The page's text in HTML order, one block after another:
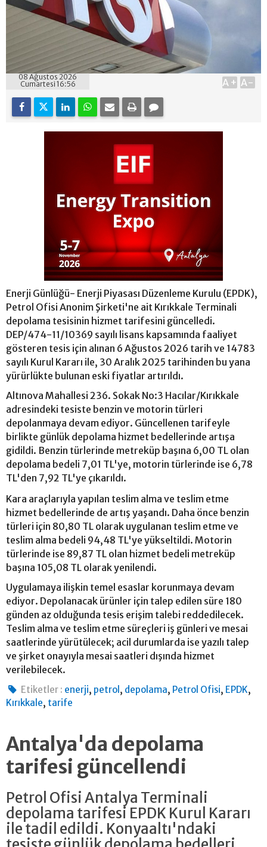
08 Ağustos 2026
Cumartesi 16:56
A+ A-
Enerji Günlüğü- Enerji Piyasası Düzenleme Kurulu (EPDK),
Petrol Ofisi Anonim Şirketi'ne ait Kırıkkale Terminali
depolama tesisinin hizmet tarifesini güncelledi.
DEP/474-11/10369 sayılı lisans kapsamında faaliyet
gösteren tesis için alınan 6 Ağustos 2026 tarih ve 14783
sayılı Kurul Kararı ile, 30 Aralık 2025 tarihinden bu yana
yürürlükte bulunan eski fiyatlar artırıldı.
Altınova Mahallesi 236. Sokak No:3 Hacılar/Kırıkkale
adresindeki tesiste benzin ve motorin türleri
depolanmaya devam ediyor. Güncellenen tarifeyle
birlikte günlük depolama hizmet bedellerinde artışa
gidildi. Benzin türlerinde metreküp başına 6,00 TL olan
depolama bedeli 7,01 TL'ye, motorin türlerinde ise 6,78
TL'den 7,92 TL'ye çıkarıldı.
Kara araçlarıyla yapılan teslim alma ve teslim etme
hizmet bedellerinde de artış yaşandı. Daha önce benzin
türleri için 80,80 TL olarak uygulanan teslim etme ve
teslim alma bedeli 94,48 TL'ye yükseltildi. Motorin
türlerinde ise 89,87 TL olan hizmet bedeli metreküp
başına 105,08 TL olarak yenilendi.
Uygulamaya ilişkin temel esaslar korunmaya devam
ediyor. Depolanacak ürünler için talep edilen süre 180
günden az olduğunda tesis erişim talebi reddedilecek.
Teslim alma ve teslim etme süreçleri iş günleri ve mesai
saatlerinde yürütülecek; acil durumlarda ise yazılı talep
ve şirket onayıyla mesai saatleri dışında hizmet
verilebilecek.
Etiketler : enerji, petrol , depolama, Petrol Ofisi, EPDK,
Kırıkkale, tarife
Antalya'da depolama
tarifesi güncellendi
Petrol Ofisi Antalya Terminali
depolama tarifesi EPDK Kurul Kararı
ile tadil edildi. Konyaaltı'ndaki